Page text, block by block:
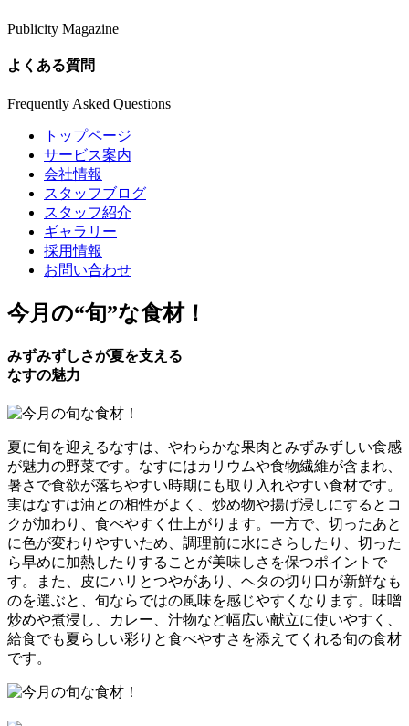
Publicity Magazine
よくある質問
Frequently Asked Questions
トップページ
サービス案内
会社情報
スタッフブログ
スタッフ紹介
ギャラリー
採用情報
お問い合わせ
今月の“旬”な食材！
みずみずしさが夏を支える
なすの魅力
夏に旬を迎えるなすは、やわらかな果肉とみずみずしい食感
が魅力の野菜です。なすにはカリウムや食物繊維が含まれ、
暑さで食欲が落ちやすい時期にも取り入れやすい食材です。
実はなすは油との相性がよく、炒め物や揚げ浸しにするとコ
クが加わり、食べやすく仕上がります。一方で、切ったあと
に色が変わりやすいため、調理前に水にさらしたり、切った
ら早めに加熱したりすることが美味しさを保つポイントで
す。また、皮にハリとつやがあり、ヘタの切り口が新鮮なも
のを選ぶと、旬ならではの風味を感じやすくなります。味噌
炒めや煮浸し、カレー、汁物など幅広い献立に使いやすく、
給食でも夏らしい彩りと食べやすさを添えてくれる旬の食材
です。